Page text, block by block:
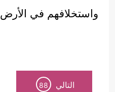
واستخلافهم في الأرض
التالي 88